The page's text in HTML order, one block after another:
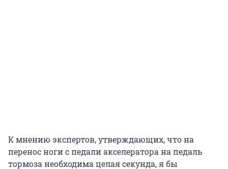
К мнению экспертов, утверждающих, что на
перенос ноги с педали акселератора на педаль
тормоза необходима целая секунда, я бы